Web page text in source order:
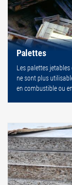
Palettes
Les palettes
ne sont plus
en combustible ou